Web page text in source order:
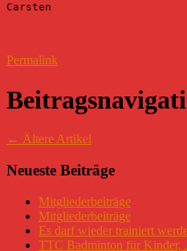
Carsten
Permalink
← Ältere Artikel
Neueste Beiträge
Mitgliederbeiträge
Mitgliederbeiträge
Es darf wieder trainiert
TTC Badminton für Kinder,